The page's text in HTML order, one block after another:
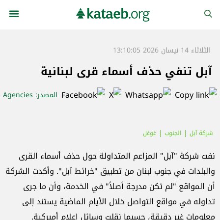
الثلاثاء 14 نيسان 2026 13:10:05
آبل تنفي حذف أسماء قرى لبنانية
المصدر: Agencies
شركة آبل الجنوب غوغل
نفت شركة "آبل" المزاعم المتداولة حول حذف أسماء القرى
والبلدات في جنوب لبنان من تطبيق "خرائط آبل". وأكدت الشركة
أن المواقع "لم تكن مدرجة أصلاً" في الخدمة، وأن ما جرى
تداوله في مواقع التواصل خلال الأيام الماضية يستند إلى
معلومات غير دقيقة، حسبما نقلت وسائل إعلام أميركية.